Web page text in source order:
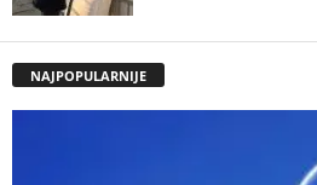
NAJPOPULARNIJE